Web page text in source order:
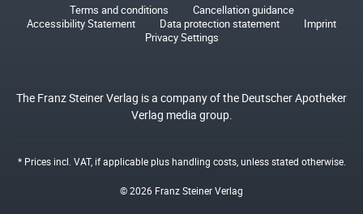
Terms and conditions
Cancellation guidance
Accessibility Statement
Data protection statement
Imprint
Privacy Settings
The Franz Steiner Verlag is a company of the Deutscher Apotheker
Verlag media group.
* Prices incl. VAT, if applicable plushandling costs, unless stated otherwise.
© 2026 Franz Steiner Verlag